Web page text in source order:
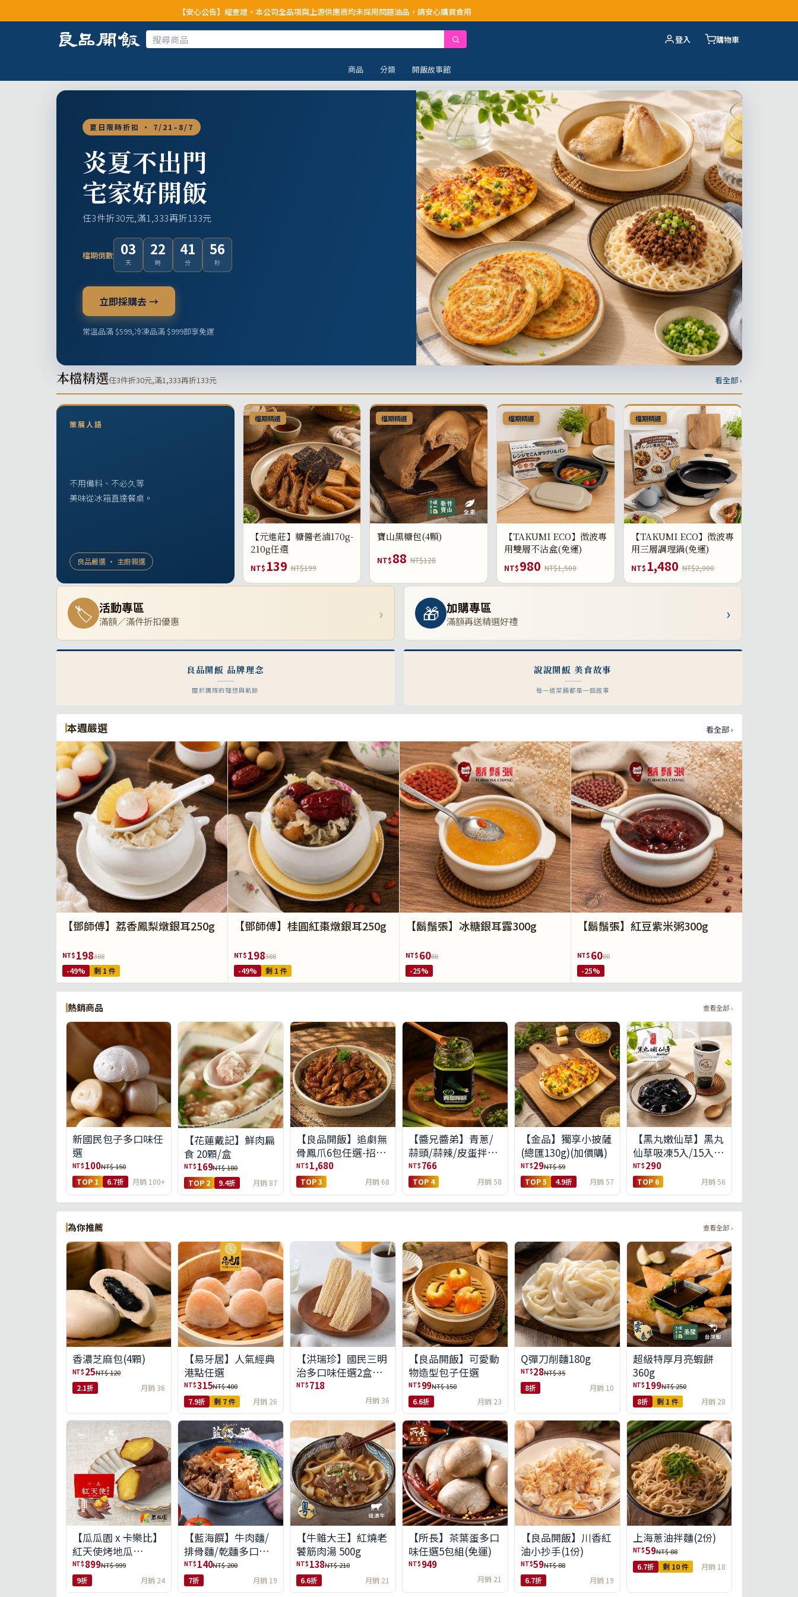
【安心公告】經查證，本公司全品項與上游供應商均未採用問題油品，請安心購買食用
登入 購物車
商品 分類 開飯故事館
夏日限時折扣 · 7/21–8/7
炎夏不出門
宅家好開飯
任3件折30元,滿1,333再折133元
檔期倒數 03
天
22
時
41
分
54
秒
立即採購去 →
常溫品滿 $599,冷凍品滿 $999即享免運
本檔精選任3件折30元,滿1,333再折133元 看全部 ›
策展人語
不用備料、不必久等
美味從冰箱直達餐桌。
良品嚴選 · 主廚親選
檔期精選
【元進莊】糖醬老滷170g-
210g任選
NT$ 139 NT$199
檔期精選
寶山黑糖包(4顆)
NT$88 NT$128
檔期精選
【TAKUMI ECO】微波專
用雙層不沾盒(免運)
NT$980 NT$1,500
檔期精選
【TAKUMI ECO】微波專
用三層調理鍋(免運)
NT$ 1,480 NT$2,000
🏷 活動專區
滿額／滿件折扣優惠 › 🎁 加購專區
滿額再送精選好禮 ›
良品開飯 品牌理念
關於團隊的理想與軌跡
說說開飯 美食故事
每一道菜餚都是一個故事
本週嚴選 看全部 ›
【鄧師傅】荔香鳳梨燉銀耳250g
NT$198388
-49% 剩 1 件
【鄧師傅】桂圓紅棗燉銀耳250g
NT$198388
-49% 剩 1 件
【鬍鬚張】冰糖銀耳露300g
NT$6080
-25%
【鬍鬚張】紅豆紫米粥300g
NT$6080
-25%
熱銷商品 查看全部 ›
新國民包子多口味任
選
NT$ 100NT$ 150
TOP 1 6.7折 月銷 100+
【花蓮戴記】鮮肉扁
食 20顆/盒
NT$ 169NT$ 180
TOP 2 9.4折 月銷 87
【良品開飯】追劇無
骨鳳爪6包任選-招牌
原味/濃濃蒜香/過癮
麻辣(免運組)
NT$ 1,680
TOP 3 月銷 68
【醬兄醬弟】青蔥/
蒜頭/蒜辣/皮蛋拌醬
4件任選(免運組)
NT$ 766
TOP 4 月銷 58
【金品】獨享小披薩
(總匯130g)(加價購)
NT$29NT$ 59
TOP 5 4.9折 月銷 57
【黑丸嫩仙草】黑丸
仙草吸凍5入/15入
(免運)(預購中8/14出
貨)
NT$ 290
TOP 6 月銷 56
為你推薦 查看全部 ›
香濃芝麻包(4顆)
NT$ 25NT$ 120
2.1折 月銷 36
【易牙居】人氣經典
港點任選
NT$315NT$ 400
7.9折 剩 7 件 月銷 26
【洪瑞珍】國民三明
治多口味任選2盒組
(6入/盒)(免運)
NT$ 718
月銷 36
【良品開飯】可愛動
物造型包子任選
NT$ 99NT$ 150
6.6折 月銷 23
Q彈刀削麵180g
NT$28NT$ 35
8折 月銷 10
超級特厚月亮蝦餅
360g
NT$ 199NT$ 250
8折 剩 1 件 月銷 28
【瓜瓜園 x 卡樂比】
紅天使烤地瓜
350g*10包(免運組)
NT$ 899NT$ 999
9折 月銷 24
【藍海饌】牛肉麵/
排骨麵/乾麵多口味
任選
NT$ 140NT$ 200
7折 月銷 19
【牛雜大王】紅燒老
饕筋肉湯 500g
NT$ 138NT$ 210
6.6折 月銷 21
【所長】茶葉蛋多口
味任選5包組(免運)
NT$ 949
月銷 21
【良品開飯】川香紅
油小抄手(1份)
NT$59NT$ 88
6.7折 月銷 19
上海蔥油拌麵(2份)
NT$59NT$ 88
6.7折 剩 10 件 月銷 18